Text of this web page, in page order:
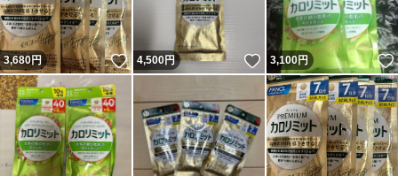
3,680円 いいね！
4,500円 いいね！
3,100円